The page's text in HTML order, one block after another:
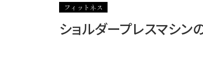
フィットネス
ショルダープレスマシ